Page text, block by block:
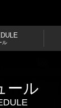
ル
ール